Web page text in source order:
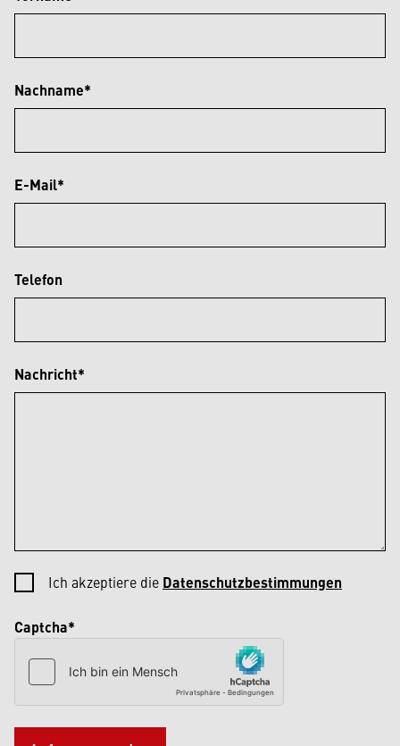
Nachname*
E-Mail*
Telefon
Nachricht*
Ich akzeptiere die Datenschutzbestimmungen
Captcha*